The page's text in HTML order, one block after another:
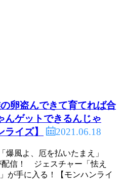
の卵盗んできて育てれば合
んゲットできるんじゃ
イズ】
2021.06.18
爆風よ、厄を払いたまえ」
配信！ ジェスチャー「怯え
が手に入る！【モンハンライ